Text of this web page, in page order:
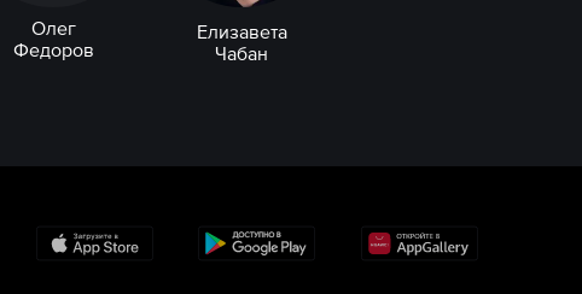
Олег
Федоров
Елизавета
Чабан